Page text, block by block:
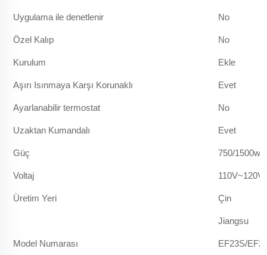
Uygulama ile denetlenir No
Özel Kalıp No
Kurulum Ekle
Aşırı Isınmaya Karşı Korunaklı Evet
Ayarlanabilir termostat No
Uzaktan Kumandalı Evet
Güç 750/1500w
Voltaj
Üretim Yeri Çin
Jiangsu
Model Numarası EF23S/